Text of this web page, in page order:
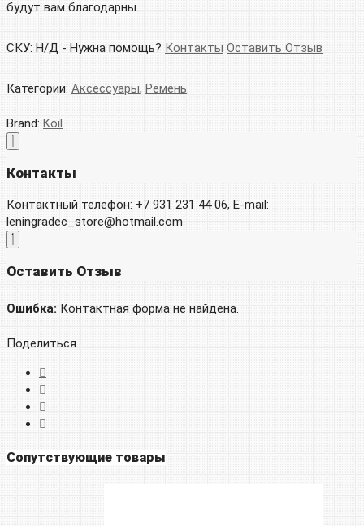
будут вам благодарны.
СКУ: Н/Д - Нужна помощь? Контакты Оставить Отзыв
Категории: Аксессуары, Ремень.
Brand: Koil
Контакты
Контактный телефон: +7 931 231 44 06, E-mail:
leningradec_store@hotmail.com
Оставить Отзыв
Ошибка: Контактная форма не найдена.
Поделиться
Сопутствующие товары